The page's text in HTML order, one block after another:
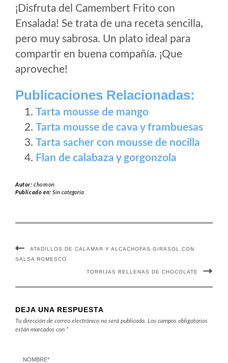
¡Disfruta del Camembert Frito con
Ensalada! Se trata de una receta sencilla,
pero muy sabrosa. Un plato ideal para
compartir en buena compañía. ¡Que
aproveche!
Publicaciones Relacionadas:
Tarta mousse de mango
Tarta mousse de cava y frambuesas
Tarta sacher con mousse de nocilla
Flan de calabaza y gorgonzola
Autor:chomon
Publicado en:Sin categoría
ATADILLOS DE CALAMAR Y ALCACHOFAS GIRASOL CON
SALSA ROMESCO
TORRIJAS RELLENAS DE CHOCOLATE
DEJA UNA RESPUESTA
Tu dirección de correo electrónico no será publicada. Los campos obligatorios
están marcados con *
NOMBRE*